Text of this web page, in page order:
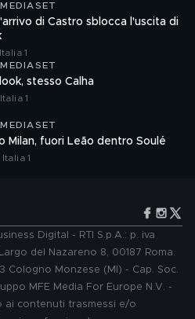
di Castro sblocca l'uscita di
1
stesso Calha
1
Milan, fuori Leão dentro Soulé
1
Digital - RTI S.p.A.: p. iva
del Nazareno 8, 00187 Roma.
Cologno Monzese (MI) - Cap. Soc.
MFE Media For Europe N.V. -
ai contenuti trasmessi e/o